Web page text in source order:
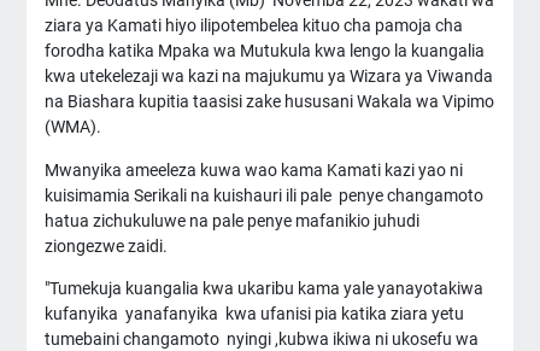
ziara ya Kamati hiyo ilipotembelea kituo cha pamoja cha
forodha katika Mpaka wa Mutukula kwa lengo la kuangalia
kwa utekelezaji wa kazi na majukumu ya Wizara ya Viwanda
na Biashara kupitia taasisi zake hususani Wakala wa Vipimo
(WMA).
Mwanyika ameeleza kuwa wao kama Kamati kazi yao ni
kuisimamia Serikali na kuishauri ili pale penye changamoto
hatua zichukuluwe na pale penye mafanikio juhudi
ziongezwe zaidi.
"Tumekuja kuangalia kwa ukaribu kama yale yanayotakiwa
kufanyika yanafanyika kwa ufanisi pia katika ziara yetu
tumebaini changamoto nyingi ,kubwa ikiwa ni ukosefu wa